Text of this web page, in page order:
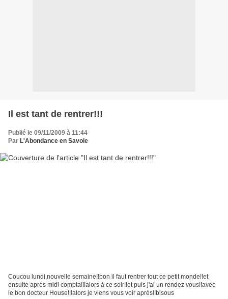
Il est tant de rentrer!!!
Publié le 09/11/2009 à 11:44
Par L'Abondance en Savoie
Coucou lundi,nouvelle semaine!!bon il faut rentrer tout ce petit monde!!et
ensuite aprés midi compta!!!alors à ce soir!!et puis j'ai un rendez vous!!avec
le bon docteur House!!!alors je viens vous voir aprés!!bisous